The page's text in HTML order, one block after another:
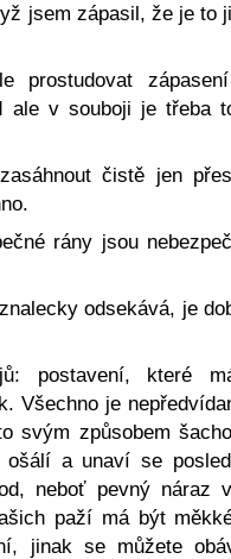
jsem zápasil, že je to
prostudovat
ale v souboji je třeba
čistě jen
rány jsou
odsekává, je
postavení, které
Všechno je
svým způsobem
ošálí a unaví se
neboť pevný náraz
paží má být
jinak se můžete